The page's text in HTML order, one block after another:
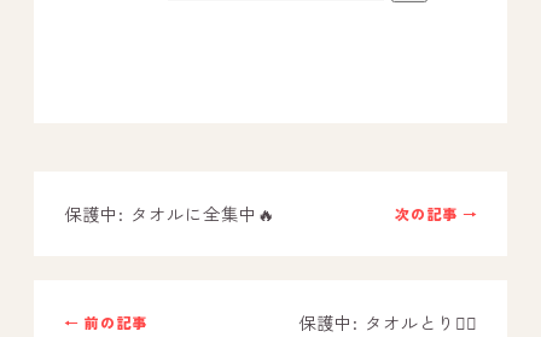
スタッフブログ
－ 福津事業所のブログ
次の記事 →
保護中: タオルに全集中🔥
← 前の記事 保護中: タオルとり🏃‍♂️